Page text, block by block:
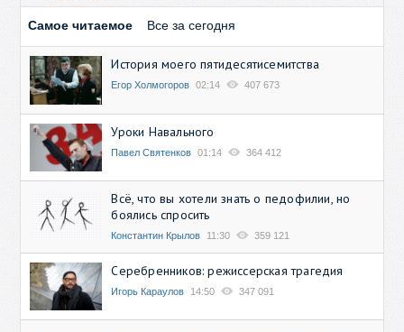
Самое читаемое Все за сегодня
История моего пятидесятисемитства
Егор Холмогоров 02:14 407 673
Уроки Навального
Павел Святенков 01:14 364 412
Всё, что вы хотели знать о педофилии, но
боялись спросить
Константин Крылов 11:30 359 121
Серебренников: режиссерская трагедия
Игорь Караулов 14:50 347 091